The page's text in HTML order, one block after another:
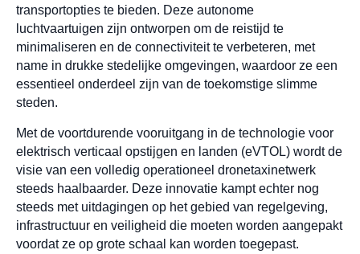
transportopties te bieden. Deze autonome
luchtvaartuigen zijn ontworpen om de reistijd te
minimaliseren en de connectiviteit te verbeteren, met
name in drukke stedelijke omgevingen, waardoor ze een
essentieel onderdeel zijn van de toekomstige slimme
steden.
Met de voortdurende vooruitgang in de technologie voor
elektrisch verticaal opstijgen en landen (eVTOL) wordt de
visie van een volledig operationeel dronetaxinetwerk
steeds haalbaarder. Deze innovatie kampt echter nog
steeds met uitdagingen op het gebied van regelgeving,
infrastructuur en veiligheid die moeten worden aangepakt
voordat ze op grote schaal kan worden toegepast.